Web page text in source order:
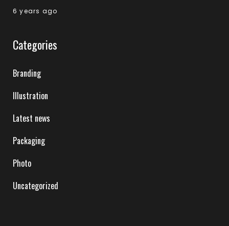
6 years ago
Categories
Branding
Illustration
Latest news
Packaging
Photo
Uncategorized